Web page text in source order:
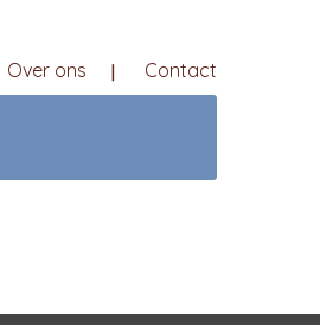
Over ons Contact